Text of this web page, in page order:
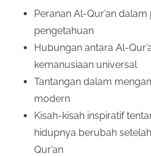
Peranan Al-Qur’an
pengetahuan
Hubungan antara Al-
kemanusiaan universal
Tantangan dalam
modern
Kisah-kisah inspiratif
hidupnya berubah
Qur’an